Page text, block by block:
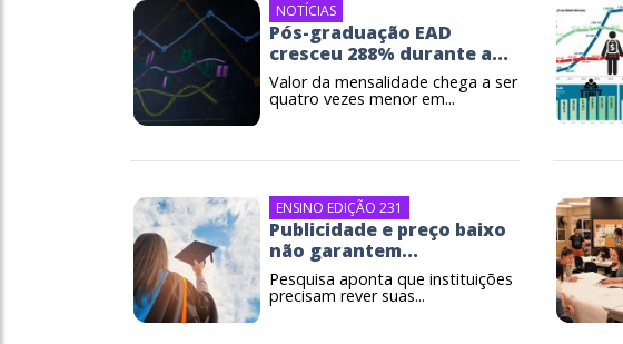
NOTÍCIAS
Pós-graduação EAD
cresceu 288% durante a...
Valor da mensalidade chega a ser
quatro vezes menor em...
ENSINO EDIÇÃO 231
Publicidade e preço baixo
não garantem...
Pesquisa aponta que instituições
precisam rever suas...